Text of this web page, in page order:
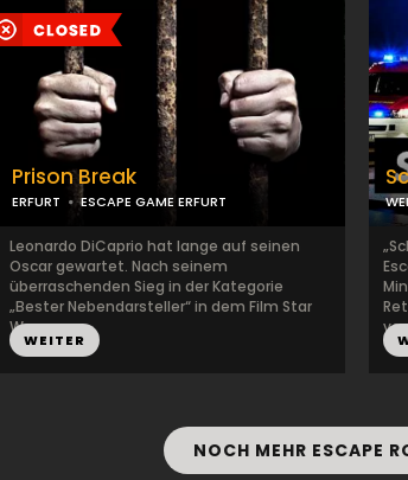
Prison Break
ERFURT ESCAPE GAME ERFURT
Leonardo DiCaprio hat lange auf seinen
Oscar gewartet. Nach seinem
überraschenden Sieg in der Kategorie
„Bester Nebendarsteller“ in dem Film Star
Wars w...
WEITER
NOCH MEHR ESCAPE